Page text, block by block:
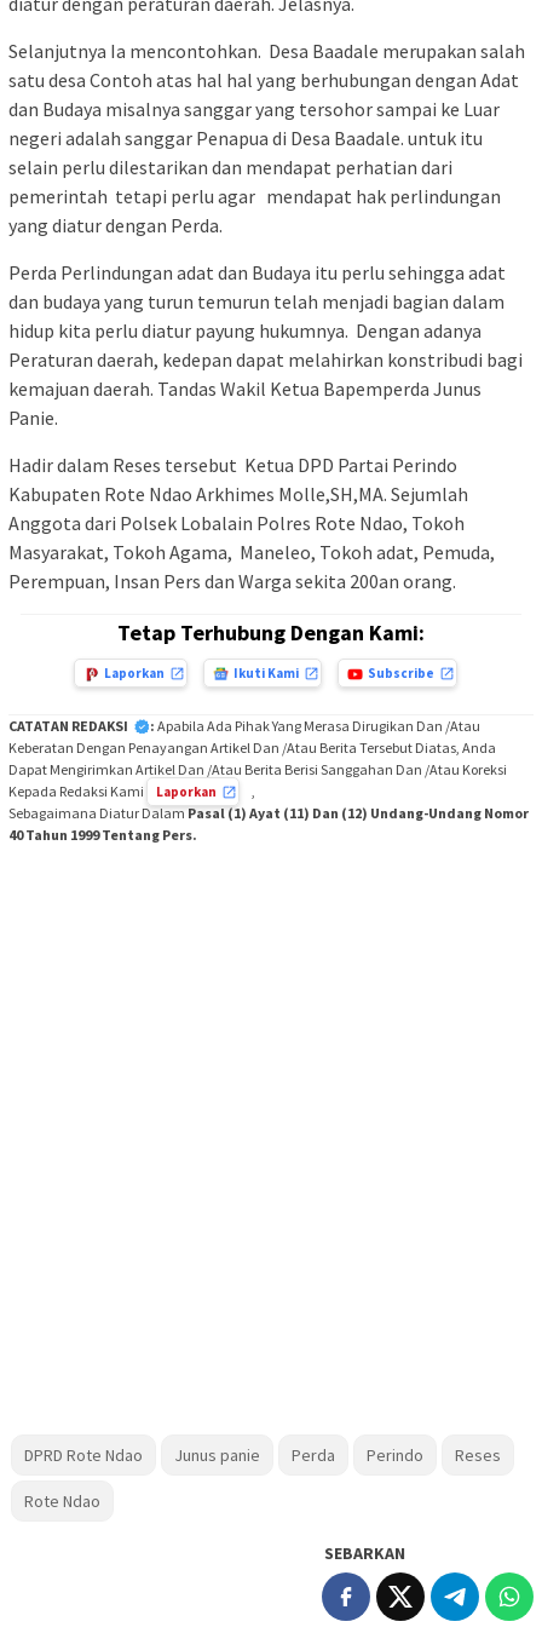
Selanjutnya Ia mencontohkan. Desa Baadale merupakan salah
satu desa Contoh atas hal hal yang berhubungan dengan Adat
dan Budaya misalnya sanggar yang tersohor sampai ke Luar
negeri adalah sanggar Penapua di Desa Baadale. untuk itu
selain perlu dilestarikan dan mendapat perhatian dari
pemerintah tetapi perlu agar mendapat hak perlindungan
yang diatur dengan Perda.
Perda Perlindungan adat dan Budaya itu perlu sehingga adat
dan budaya yang turun temurun telah menjadi bagian dalam
hidup kita perlu diatur payung hukumnya. Dengan adanya
Peraturan daerah, kedepan dapat melahirkan konstribudi bagi
kemajuan daerah. Tandas Wakil Ketua Bapemperda Junus
Panie.
Hadir dalam Reses tersebut Ketua DPD Partai Perindo
Kabupaten Rote Ndao Arkhimes Molle,SH,MA. Sejumlah
Anggota dari Polsek Lobalain Polres Rote Ndao, Tokoh
Masyarakat, Tokoh Agama, Maneleo, Tokoh adat, Pemuda,
Perempuan, Insan Pers dan Warga sekita 200an orang.
Tetap Terhubung Dengan Kami:
Laporkan Ikuti Kami Subscribe
CATATAN REDAKSI : Apabila Ada Pihak Yang Merasa Dirugikan Dan /Atau
Keberatan Dengan Penayangan Artikel Dan /Atau Berita Tersebut Diatas, Anda
Dapat Mengirimkan Artikel Dan /Atau Berita Berisi Sanggahan Dan /Atau Koreksi
Kepada Redaksi Kami
Laporkan
,
Sebagaimana Diatur DalamPasal (1) Ayat (11) Dan (12) Undang-Undang Nomor
40 Tahun 1999 Tentang Pers.
DPRD Rote Ndao Junus panie Perda Perindo Reses
Rote Ndao
SEBARKAN